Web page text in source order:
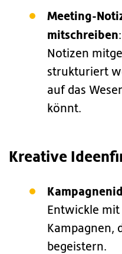
Meeting-
mitschreiben
Notizen
strukturiert
auf das
könnt.
Kreative
Entwickle
Kampagnen,
begeistern.